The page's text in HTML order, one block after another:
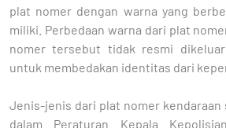
plat nomer dengan warna yang
miliki. Perbedaan warna dari plat
nomer tersebut tidak resmi
untuk membedakan identitas dari
Jenis-jenis dari plat nomer
dalam Peraturan Kepala